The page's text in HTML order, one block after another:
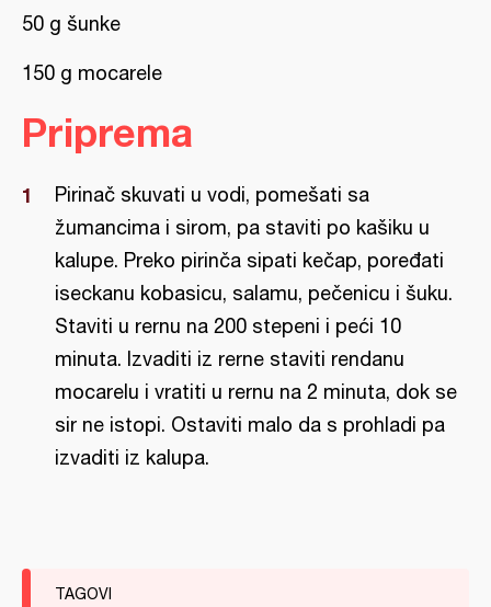
50 g šunke
150 g mocarele
Priprema
Pirinač skuvati u vodi, pomešati sa
žumancima i sirom, pa staviti po kašiku u
kalupe. Preko pirinča sipati kečap, poređati
iseckanu kobasicu, salamu, pečenicu i šuku.
Staviti u rernu na 200 stepeni i peći 10
minuta. Izvaditi iz rerne staviti rendanu
mocarelu i vratiti u rernu na 2 minuta, dok se
sir ne istopi. Ostaviti malo da s prohladi pa
izvaditi iz kalupa.
TAGOVI